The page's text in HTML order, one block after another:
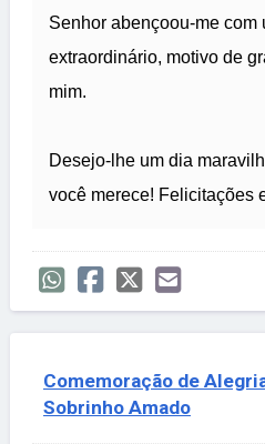
Senhor abençoou-me com
extraordinário, motivo de
mim.
Desejo-lhe um dia
você merece! Felicitações
Comemoração de
Sobrinho Amado